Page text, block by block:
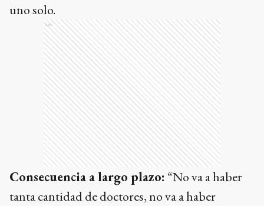
uno solo.
Ads
Consecuencia a largo plazo: “No va a haber
tanta cantidad de doctores, no va a haber